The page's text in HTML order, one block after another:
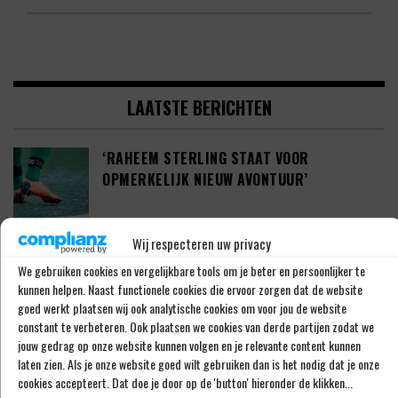
Wij respecteren uw privacy
We gebruiken cookies en vergelijkbare tools om je beter en persoonlijker te
kunnen helpen. Naast functionele cookies die ervoor zorgen dat de website
goed werkt plaatsen wij ook analytische cookies om voor jou de website
constant te verbeteren. Ook plaatsen we cookies van derde partijen zodat we
jouw gedrag op onze website kunnen volgen en je relevante content kunnen
laten zien. Als je onze website goed wilt gebruiken dan is het nodig dat je onze
cookies accepteert. Dat doe je door op de 'button' hieronder de klikken...
LAATSTE BERICHTEN
‘RAHEEM STERLING STAAT VOOR
OPMERKELIJK NIEUW AVONTUUR’
‘SHAQUEEL VAN PERSIE BRENGT FEYENOORD
IETS EXTRA’S’
DEFINITIEF: IN-BEOM HWANG ZET LOOPBAAN
VOORT BIJ FC PORTO